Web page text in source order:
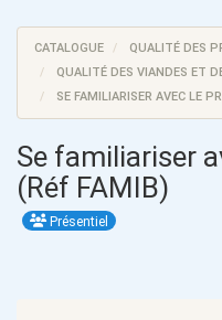
CATALOGUE
QUALITÉ DES
QUALITÉ DES VIANDES ET
SE FAMILIARISER AVEC LE
Se familiariser
(Réf FAMIB)
Présentiel